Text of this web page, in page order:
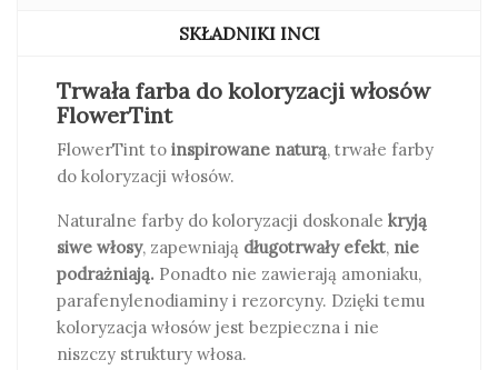
- Farba rozjaśnia włosy tylko o jeden ton, weź
Patrz tabelka - zdjęcie
SKŁADNIKI INCI
Trwała farba do koloryzacji włosów
FlowerTint
FlowerTint to inspirowane naturą, trwałe farby
do koloryzacji włosów.
Naturalne farby do koloryzacji doskonale kryją
siwe włosy, zapewniają długotrwały efekt, nie
podrażniają. Ponadto nie zawierają amoniaku,
parafenylenodiaminy i rezorcyny. Dzięki temu
koloryzacja włosów jest bezpieczna i nie
niszczy struktury włosa.